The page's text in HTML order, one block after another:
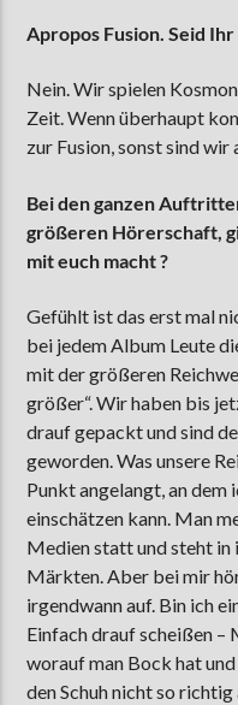
Apropos Fusion. Seid
Nein. Wir spielen
Zeit. Wenn überhaupt
zur Fusion, sonst sind wir
Bei den ganzen
größeren Hörerschaft,
mit euch macht ?
Gefühlt ist das erst mal
bei jedem Album Leute
mit der größeren
größer“. Wir haben bis
drauf gepackt und sind
geworden. Was unsere
Punkt angelangt, an dem
einschätzen kann. Man
Medien statt und steht in
Märkten. Aber bei mir
irgendwann auf. Bin ich
Einfach drauf scheißen –
worauf man Bock hat
den Schuh nicht so